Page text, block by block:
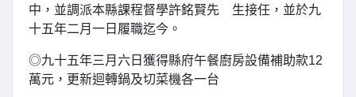
中，並調派本縣課程督學許銘賢先 生接任，並於九
十五年二月一日履職迄今。
◎九十五年三月六日獲得縣府午餐廚房設備補助款12
萬元，更新迴轉鍋及切菜機各一台